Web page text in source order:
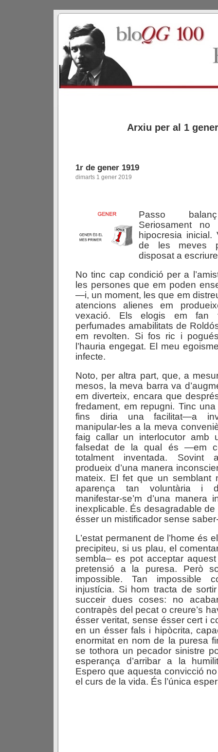
Arxiu per al 1
1r de gener 1919
dimarts 1 gener 2019
Passo
Seriosament
hipocresia
de les meves
disposat a
No tinc cap condició per a
les persones que em poden
—i, un moment, les que em
atencions alienes em
vexació. Els elogis em fan
perfumades amabilitats de
em revolten. Si fos ric i
l’hauria engegat. El meu
infecte.
Noto, per altra part, que, a
mesos, la meva barra va
em diverteix, encara que
fredament, em repugni. Tinc
fins diria una facilitat—a
manipular-les a la meva
faig callar un interlocutor amb
falsedat de la qual és —em
totalment inventada. Sovint
produeix d’una manera
mateix. El fet que un semblant
aparença tan voluntària i
manifestar-se’m d’una manera
inexplicable. És desagradable
ésser un mistificador sense
L’estat permanent de l’home és
precipiteu, si us plau, el
sembla– es pot acceptar
pretensió a la puresa. Però
impossible. Tan impossible
injustícia. Si hom tracta de
succeir dues coses: no
contrapès del pecat o creure’s
ésser veritat, sense ésser cert i
en un ésser fals i hipòcrita,
enormitat en nom de la puresa
se tothora un pecador sinistre
esperança d’arribar a la
Espero que aquesta convicció
el curs de la vida. És l’única